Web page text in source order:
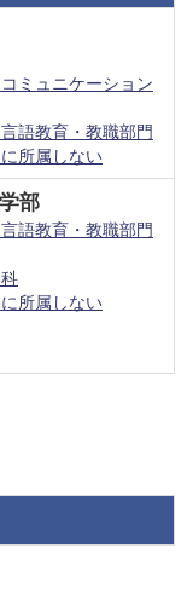
ミュニケーション
語教育・教職部門
所属しない
部
語教育・教職部門
所属しない